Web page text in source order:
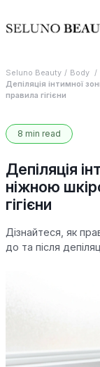
Seluno Beauty Body
Депіляція інтимної
правила гігієни
8 min read
Депіляція
ніжною
гігієни
Дізнайтеся, як
до та після